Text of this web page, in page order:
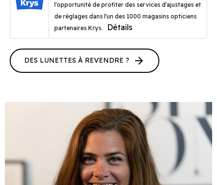
l'opportunité de profiter des services d'ajustages et
de réglages dans l'un des 1000 magasins opticiens
partenaires Krys.
Détails
DES LUNETTES À REVENDRE ? arrow_forward